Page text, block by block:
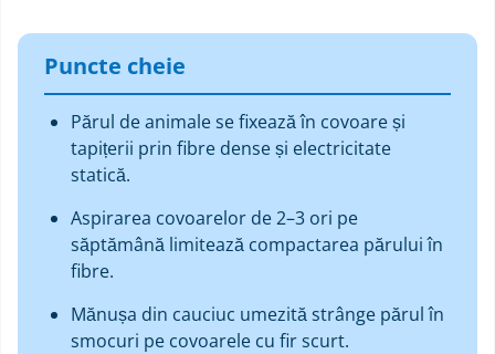
Puncte cheie
Părul de animale se fixează în covoare și
tapițerii prin fibre dense și electricitate
statică.
Aspirarea covoarelor de 2–3 ori pe
săptămână limitează compactarea părului în
fibre.
Mănușa din cauciuc umezită strânge părul în
smocuri pe covoarele cu fir scurt.